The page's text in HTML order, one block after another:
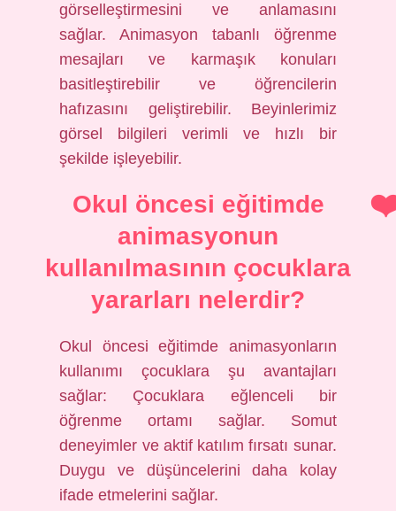
görselleştirmesini ve anlamasını
sağlar. Animasyon tabanlı öğrenme
mesajları ve karmaşık konuları
basitleştirebilir ve öğrencilerin
hafızasını geliştirebilir. Beyinlerimiz
görsel bilgileri verimli ve hızlı bir
şekilde işleyebilir.
Okul öncesi eğitimde
animasyonun
kullanılmasının çocuklara
yararları nelerdir?
Okul öncesi eğitimde animasyonların
kullanımı çocuklara şu avantajları
sağlar: Çocuklara eğlenceli bir
öğrenme ortamı sağlar. Somut
deneyimler ve aktif katılım fırsatı sunar.
Duygu ve düşüncelerini daha kolay
ifade etmelerini sağlar.